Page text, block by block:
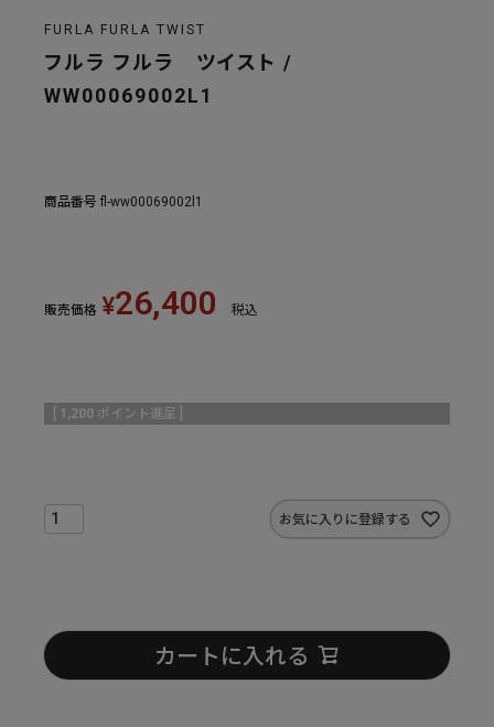
FURLA FURLA TWIST
フルラ フルラ ツイスト /
WW00069002L1
商品番号 fl-ww00069002l1
販売価格 ¥26,400 税込
1,200 ポイント進呈 ]
お気に入りに登録する
カートに入れる